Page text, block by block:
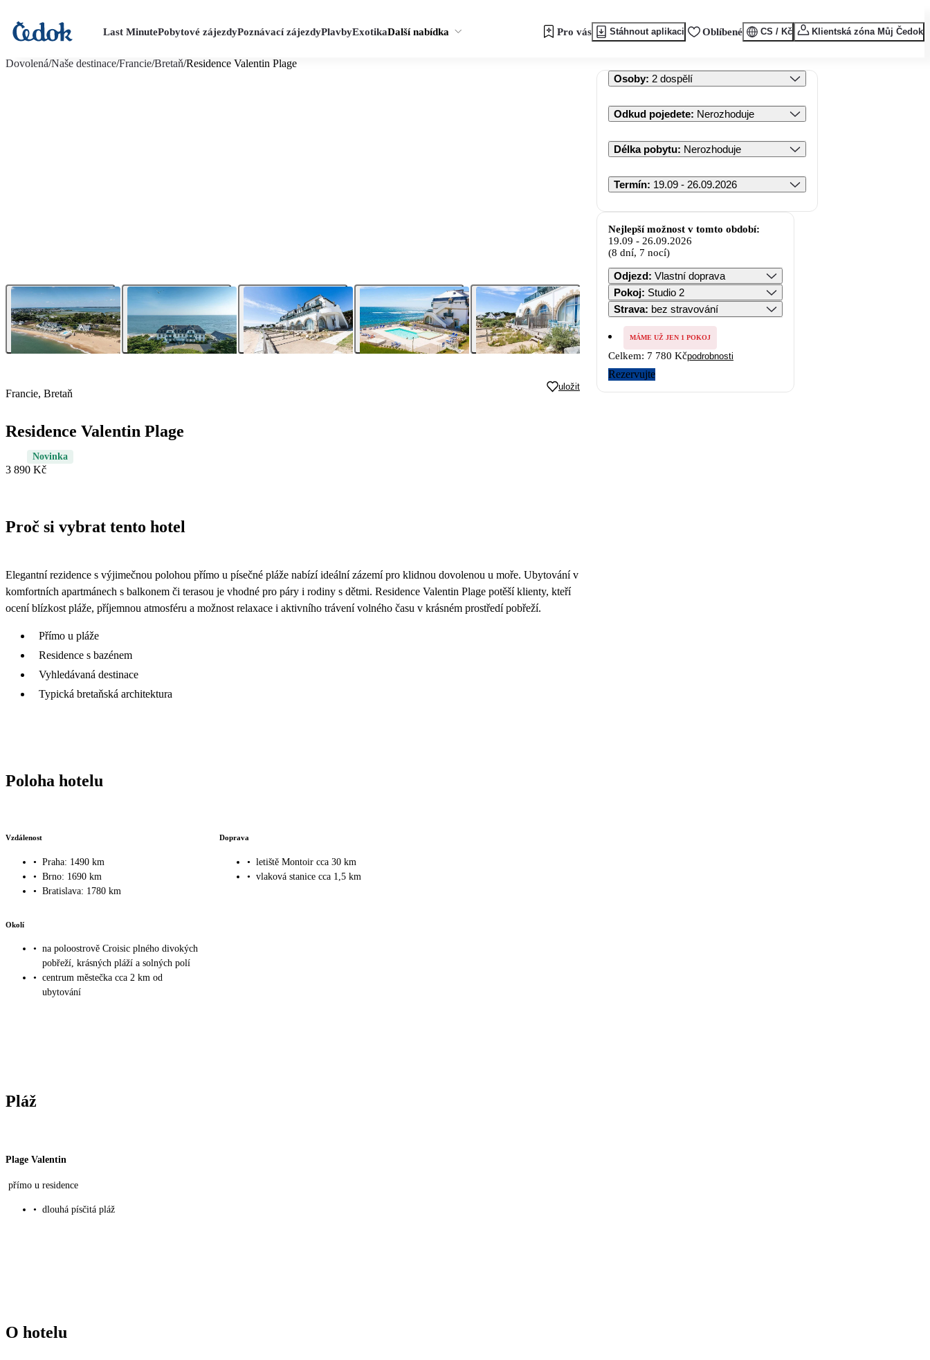
Last MinutePobytové zájezdyPoznávací zájezdyPlavbyExotikaDalší nabídka Pro vás Stáhnout aplikaci Oblíbené CS / Kč Klientská zóna Můj Čedok
Dovolená/Naše destinace/Francie/Bretaň/Residence Valentin Plage
Francie, Bretaň
uložit
Residence Valentin Plage
Novinka
3 890 Kč
Proč si vybrat tento hotel
Elegantní rezidence s výjimečnou polohou přímo u písečné pláže nabízí ideální zázemí pro klidnou dovolenou u moře. Ubytování v
komfortních apartmánech s balkonem či terasou je vhodné pro páry i rodiny s dětmi. Residence Valentin Plage potěší klienty, kteří
ocení blízkost pláže, příjemnou atmosféru a možnost relaxace i aktivního trávení volného času v krásném prostředí pobřeží.
Přímo u pláže
Residence s bazénem
Vyhledávaná destinace
Typická bretaňská architektura
Poloha hotelu
Vzdálenost
• Praha: 1490 km
• Brno: 1690 km
• Bratislava: 1780 km
Doprava
• letiště Montoir cca 30 km
• vlaková stanice cca 1,5 km
Okolí
• na poloostrově Croisic plného divokých
pobřeží, krásných pláží a solných polí
• centrum městečka cca 2 km od
ubytování
Pláž
Plage Valentin
přímo u residence
• dlouhá písčitá pláž
O hotelu
Osoby: 2 dospělí
Odkud pojedete: Nerozhoduje
Délka pobytu: Nerozhoduje
Termín: 19.09 - 26.09.2026
Nejlepší možnost v tomto období:
19.09 - 26.09.2026
(8 dní, 7 nocí)
Odjezd: Vlastní doprava
Pokoj: Studio 2
Strava: bez stravování
MÁME UŽ JEN 1 POKOJ
Celkem: 7 780 Kčpodrobnosti
Rezervujte